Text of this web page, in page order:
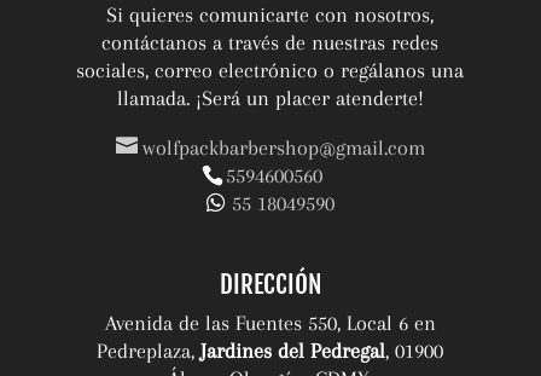
Si quieres comunicarte con nosotros,
contáctanos a través de nuestras redes
sociales, correo electrónico o regálanos una
llamada. ¡Será un placer atenderte!
wolfpackbarbershop@gmail.com
5594600560
55 18049590
DIRECCIÓN
Avenida de las Fuentes 550, Local 6 en
Pedreplaza,Jardines del Pedregal, 01900